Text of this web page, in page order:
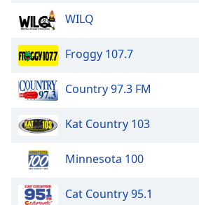
WILQ
Froggy 107.7
Country 97.3 FM
Kat Country 103
Minnesota 100
Cat Country 95.1